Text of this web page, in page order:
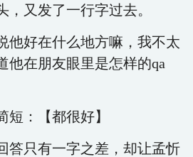
，又发了一行字过去。
他好在什么地方嘛，我不太
他在朋友眼里是怎样的qa
短：【都很好】
答只有一字之差，却让孟忻